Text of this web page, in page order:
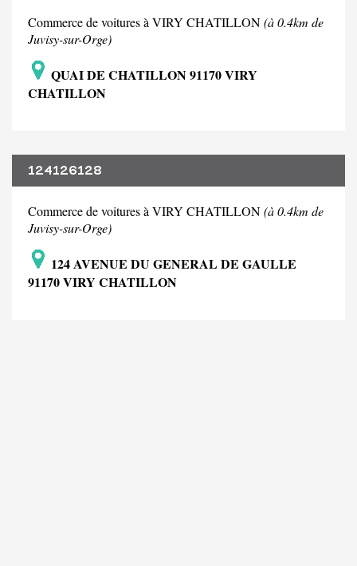
Commerce de voitures à VIRY CHATILLON(à 0.4km de
Juvisy-sur-Orge)
QUAI DE CHATILLON 91170 VIRY
CHATILLON
124126128
Commerce de voitures à VIRY CHATILLON(à 0.4km de
Juvisy-sur-Orge)
124 AVENUE DU GENERAL DE GAULLE
91170 VIRY CHATILLON